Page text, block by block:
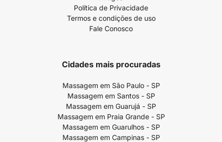
Política de Privacidade
Termos e condições de uso
Fale Conosco
Cidades mais procuradas
Massagem em São Paulo - SP
Massagem em Santos - SP
Massagem em Guarujá - SP
Massagem em Praia Grande - SP
Massagem em Guarulhos - SP
Massagem em Campinas - SP